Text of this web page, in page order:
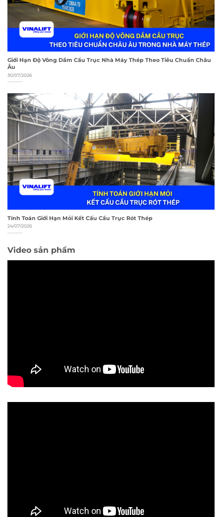
Giới Hạn Độ Võng Dầm Cầu Trục Nhà Máy Thép Theo Tiêu Chuẩn Châu
Âu
30/07/2026
Tính Toán Giới Hạn Mỏi Kết Cấu Cầu Trục Rót Thép
24/07/2026
Video sản phẩm